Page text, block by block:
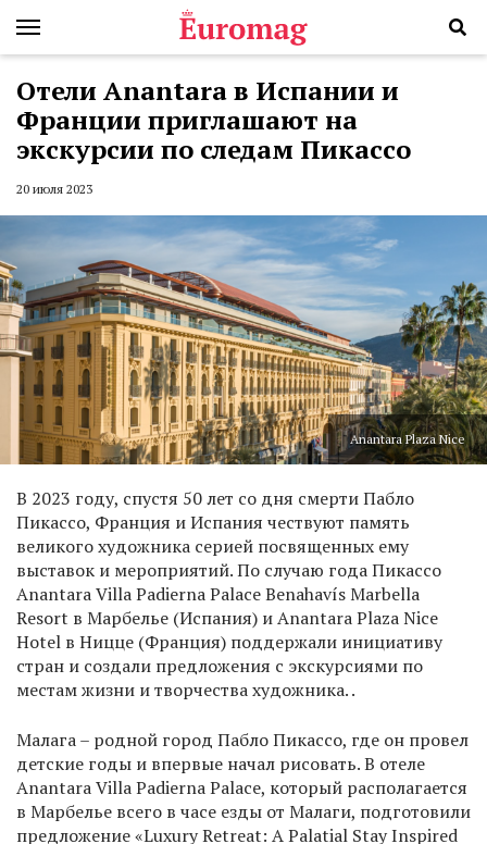
Отели Anantara в Испании и
Франции приглашают на
экскурсии по следам Пикассо
20 июля 2023
Anantara Plaza Nice
В 2023 году, спустя 50 лет со дня смерти Пабло
Пикассо, Франция и Испания чествуют память
великого художника серией посвященных ему
выставок и мероприятий. По случаю года Пикассо
Anantara Villa Padierna Palace Benahavís Marbella
Resort в Марбелье (Испания) и Anantara Plaza Nice
Hotel в Ницце (Франция) поддержали инициативу
стран и создали предложения с экскурсиями по
местам жизни и творчества художника. .
Малага – родной город Пабло Пикассо, где он провел
детские годы и впервые начал рисовать. В отеле
Anantara Villa Padierna Palace, который располагается
в Марбелье всего в часе езды от Малаги, подготовили
предложение «Luxury Retreat: A Palatial Stay Inspired